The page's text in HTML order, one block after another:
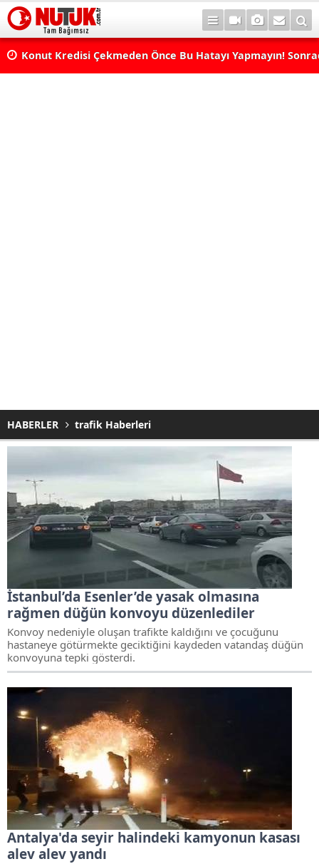
Konut Kredisi Çekmeden Önce Bu Hatayı Yapmayın!
HABERLER trafik Haberleri
İstanbul’da Esenler’de yasak olmasına
rağmen düğün konvoyu düzenlediler
Konvoy nedeniyle oluşan trafikte kaldığını ve çocuğunu
hastaneye götürmekte geciktiğini kaydeden vatandaş düğün
konvoyuna tepki gösterdi.
Antalya'da seyir halindeki kamyonun kasası
alev alev yandı